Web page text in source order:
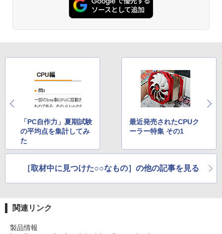
「PC自作力」夏期試験
の平均点を集計してみ
た
最近発売されたCPUク
ーラー特集 その1
［取材中に見つけた○○なもの］の他の記事を見る
関連リンク
製品情報